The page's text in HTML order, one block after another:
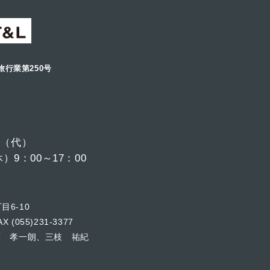
行業第250号
（代）
9：00～17：00
6-10
(055)231-3377
孝一朗、三枝 祐紀